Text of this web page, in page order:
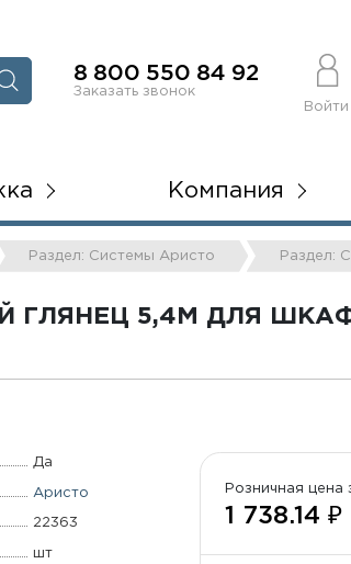
8 800 550 84 92
Заказать звонок
Войти
Компания
Раздел: Системы Аристо Раздел:
ГЛЯНЕЦ 5,4М ДЛЯ
Да
Аристо
22363
шт
Розничная цена
1 738.14 ₽